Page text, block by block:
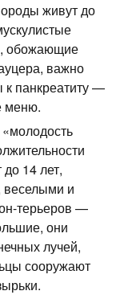
живут до
обожающие
важно
к панкреатиту —
меню.
14 лет,
веселыми и
терьеров —
они
лучей,
сооружают